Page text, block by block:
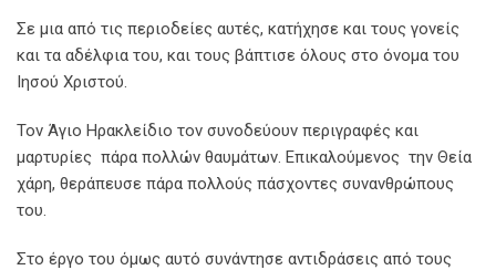
Σε μια από τις περιοδείες αυτές, κατήχησε και τους γονείς
και τα αδέλφια του, και τους βάπτισε όλους στο όνομα του
Ιησού Χριστού.
Τον Άγιο Ηρακλείδιο τον συνοδεύουν περιγραφές και
μαρτυρίες πάρα πολλών θαυμάτων. Επικαλούμενος την Θεία
χάρη, θεράπευσε πάρα πολλούς πάσχοντες συνανθρώπους
του.
Στο έργο του όμως αυτό συνάντησε αντιδράσεις από τους